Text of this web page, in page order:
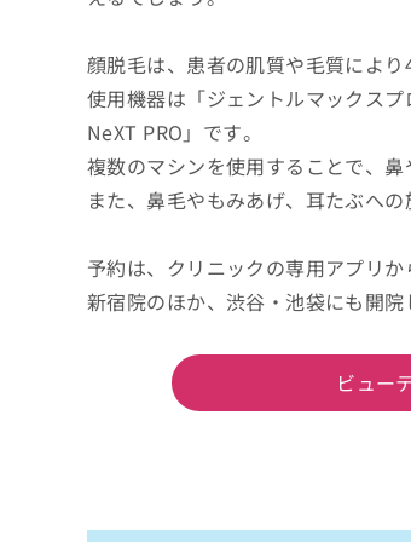
顔脱毛は、患者の肌質や毛質によ
使用機器は「ジェントルマックス
NeXT PRO」です。
複数のマシンを使用することで、
また、鼻毛やもみあげ、耳たぶへ
予約は、クリニックの専用アプリ
新宿院のほか、渋谷・池袋にも開
ビュー